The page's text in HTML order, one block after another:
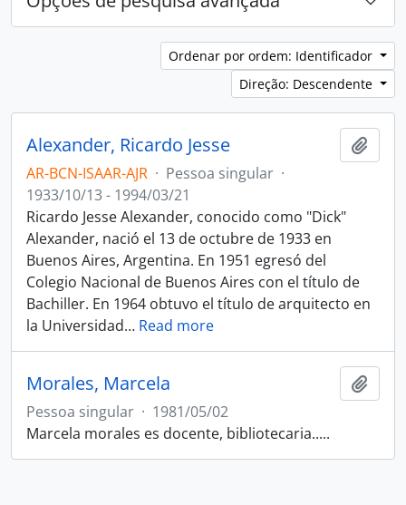
Ordenar por ordem: Identificador
Direção: Descendente
Alexander, Ricardo Jesse
AR-BCN-ISAAR-AJR · Pessoa singular ·
1933/10/13 - 1994/03/21
Ricardo Jesse Alexander, conocido como "Dick"
Alexander, nació el 13 de octubre de 1933 en
Buenos Aires, Argentina. En 1951 egresó del
Colegio Nacional de Buenos Aires con el título de
Bachiller. En 1964 obtuvo el título de arquitecto en
la Universidad… Read more
Morales, Marcela
Pessoa singular · 1981/05/02
Marcela morales es docente, bibliotecaria.....